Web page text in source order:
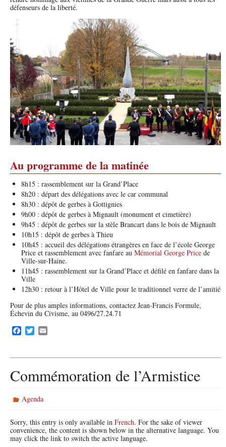
défenseurs de la liberté.
Au programme de la matinée
8h15 : rassemblement sur la Grand’Place
8h20 : départ des délégations avec le car communal
8h30 : dépôt de gerbes à Gottignies
9h00 : dépôt de gerbes à Mignault (monument et cimetière)
9h45 : dépôt de gerbes sur la stèle Brancart dans le bois de Mignault
10h15 : dépôt de gerbes à Thieu
10h45 : accueil des délégations étrangères en face de l’école George
Price et rassemblement avec fanfare auMémorial George Price de
Ville-sur-Haine.
11h45 : rassemblement sur la Grand’Place et défilé en fanfare dans la
Ville
12h30 : retour à l’Hôtel de Ville pour le traditionnel verre de l’amitié
Pour de plus amples informations, contactez Jean-Francis Formule,
Échevin du Civisme, au 0496/27.24.71
F
e
o
o
k
T
t
e
r
i
Commémoration de l’Armistice
Agenda
Sorry, this entry is only available in French. For the sake of viewer
convenience, the content is shown below in the alternative language. You
may click the link to switch the active language.